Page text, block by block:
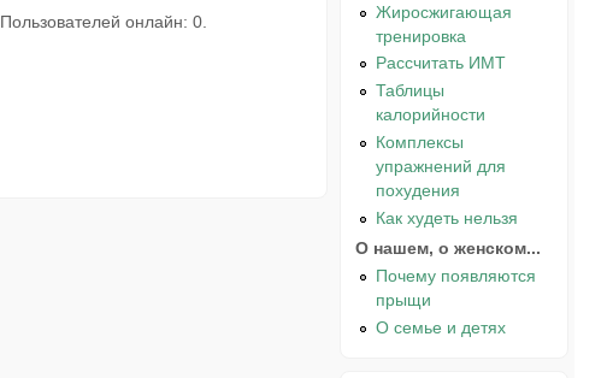
Пользователей онлайн: 0.
Жиросжигающая
тренировка
Рассчитать ИМТ
Таблицы
калорийности
Комплексы
упражнений для
похудения
Как худеть нельзя
О нашем, о женском...
Почему появляются
прыщи
О семье и детях